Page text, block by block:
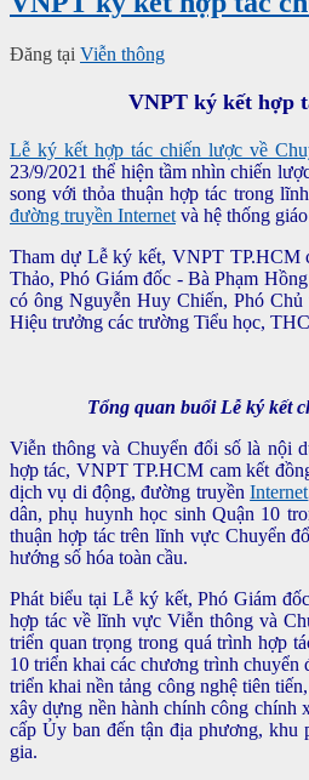
Đăng tại Viễn thông
VNPT ký kết hợp
Lễ ký kết hợp tác chiến lược về
23/9/2021 thể hiện tầm nhìn chiến
song với thỏa thuận hợp tác trong
đường truyền Internet và hệ thống
Tham dự Lễ ký kết, VNPT TP.HCM
Thảo, Phó Giám đốc - Bà Phạm
có ông Nguyễn Huy Chiến, Phó
Hiệu trưởng các trường Tiểu học,
Tổng quan buổi Lễ ký kết
Viễn thông và Chuyển đổi số là nội
hợp tác, VNPT TP.HCM cam kết
dịch vụ di động, đường truyềnInternet
dân, phụ huynh học sinh Quận 10
thuận hợp tác trên lĩnh vực Chuyển
hướng số hóa toàn cầu.
Phát biểu tại Lễ ký kết, Phó Giám
hợp tác về lĩnh vực Viễn thông và
triển quan trọng trong quá trình hợp
10 triển khai các chương trình
triển khai nền tảng công nghệ tiên
xây dựng nền hành chính công chính
cấp Ủy ban đến tận địa phương, khu
gia.